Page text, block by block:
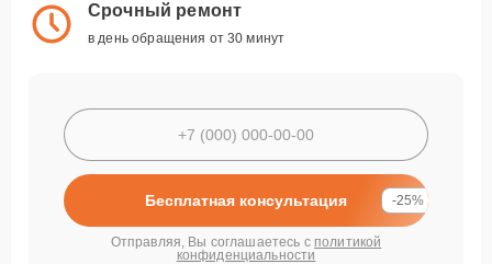
Срочный ремонт
в день обращения от 30 минут
Бесплатная консультация -25%
Отправляя, Вы соглашаетесь с политикой
конфиденциальности